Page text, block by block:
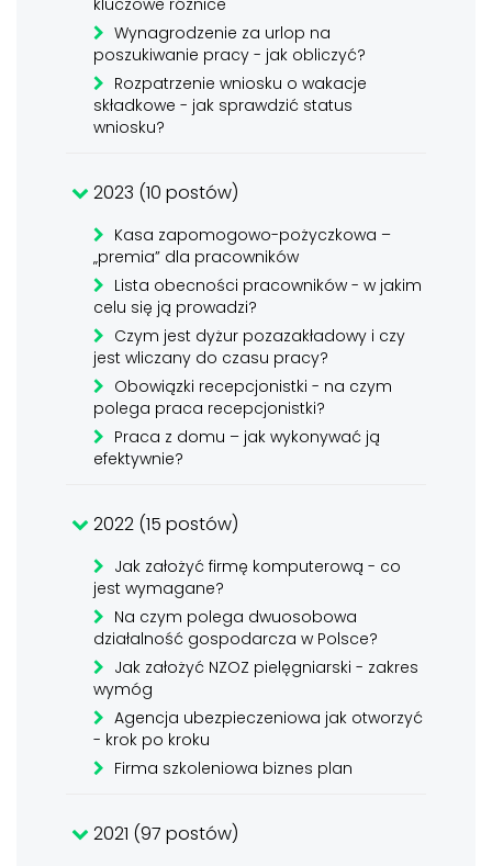
kluczowe różnice
Wynagrodzenie za urlop na
poszukiwanie pracy - jak obliczyć?
Rozpatrzenie wniosku o wakacje
składkowe - jak sprawdzić status
wniosku?
2023 (10 postów)
Kasa zapomogowo-pożyczkowa –
„premia” dla pracowników
Lista obecności pracowników - w jakim
celu się ją prowadzi?
Czym jest dyżur pozazakładowy i czy
jest wliczany do czasu pracy?
Obowiązki recepcjonistki - na czym
polega praca recepcjonistki?
Praca z domu – jak wykonywać ją
efektywnie?
2022 (15 postów)
Jak założyć firmę komputerową - co
jest wymagane?
Na czym polega dwuosobowa
działalność gospodarcza w Polsce?
Jak założyć NZOZ pielęgniarski - zakres
wymóg
Agencja ubezpieczeniowa jak otworzyć
- krok po kroku
Firma szkoleniowa biznes plan
2021 (97 postów)